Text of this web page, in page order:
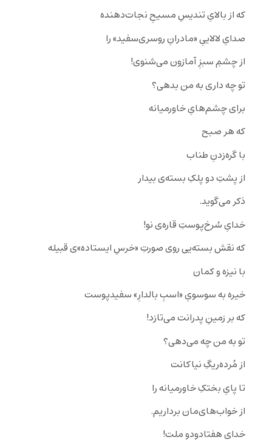
که از بالایِ تندیسِ مسیحِ نجات‌دهنده
صدایِ لالاییِ «مادرانِ روسری‌سفید» را
از چشمِ سبزِ آمازون می‌شنوی!
تو چه داری به من بدهی؟
برای چشم‌هایِ خاورمیانه
که هر صبح
با گره‌‌‌زدنِ طناب
از پشتِ دو پلکِ بسته‌ی بیدار‌
ذکر می‌گوید.
خدایِ سُرخ‌پوستِ قاره‌ی نو!
که نقش بسته‌یی روی صورتِ «خرسِ ایستاده‌»‌ی قبیله
با نیزه و کمان
خیره به سوسویِ «اسب‌ِ بالدارِ» سفیدپوست‌
که بر زمینِ پدرانت می‌تازد‌!
تو به من چه می‌دهی؟
از مُرده‌ریگِ نیاکانت
تا پایِ بختکِ خاورمیانه را
از خواب‌‌های‌مان برداریم.
خدایِ هفتادودو ملت!